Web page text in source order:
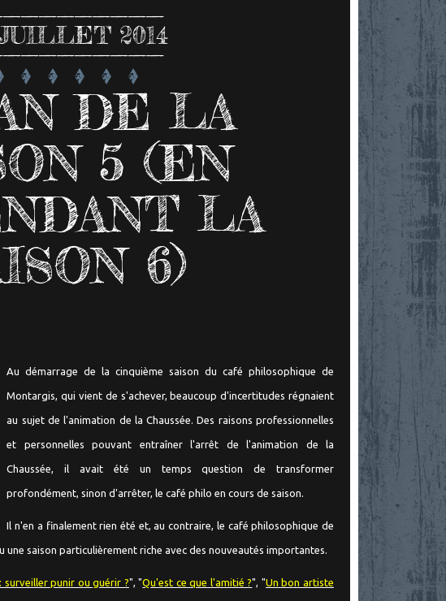
2014
DE LA
5 (EN
LA
6)
Au démarrage de la cinquième saison du café philosophique de
Montargis, qui vient de s'achever, beaucoup d'incertitudes régnaient
au sujet de l'animation de la Chaussée. Des raisons professionnelles
et personnelles pouvant entraîner l'arrêt de l'animation de la
Chaussée, il avait été un temps question de transformer
profondément, sinon d'arrêter, le café philo en cours de saison.
Il n'en a finalement rien été et, au contraire, le café philosophique de
une saison particulièrement riche avec des nouveautés importantes.
surveiller punir ou guérir ?", "Qu'est ce que l'amitié ?", "Un bon artiste